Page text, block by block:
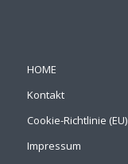
HOME
Kontakt
Cookie-Richtlinie (EU)
Impressum